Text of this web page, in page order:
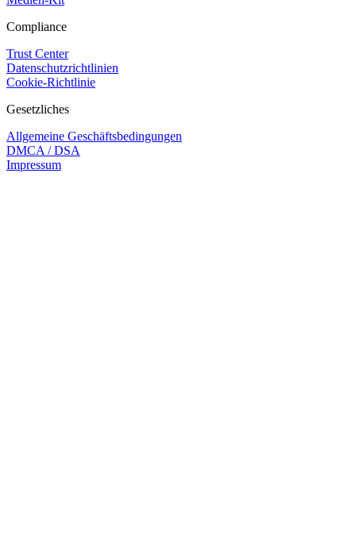
Compliance
Trust Center
Datenschutzrichtlinien
Cookie-Richtlinie
Gesetzliches
Allgemeine Geschäftsbedingungen
DMCA / DSA
Impressum